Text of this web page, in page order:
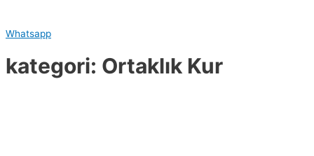
Whatsapp
kategori: Ortaklık Kur